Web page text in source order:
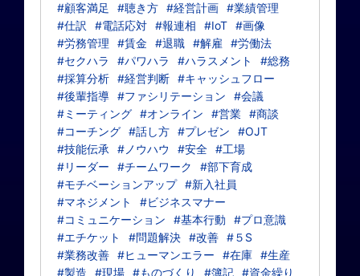
#顧客満足
#聴き方 #経営計画 #業績管理
#仕訳
#電話応対 #報連相 #IoT #画像
#労務管理
#賃金 #退職 #解雇
#労働法
#セクハラ
#パワハラ #ハラスメント
#総務
#採算分析 #経営判断 #キャッシュフロー
#後輩指導 #ファシリテーション
#会議
#ミーティング #オンライン #営業 #商談
#コーチング #話し方 #プレゼン
#OJT
#技能伝承
#ノウハウ #安全 #工場
#リーダー
#チームワーク
#部下育成
#モチベーションアップ #新入社員
#マネジメント
#ビジネスマナー
#コミュニケーション
#基本行動
#プロ意識
#エチケット
#問題解決 #改善 #５S
#業務改善 #ヒューマンエラー #在庫 #生産
#製造
#現場 #ものづくり #簿記 #資金繰り